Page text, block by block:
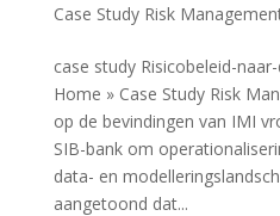
Case Study Risk
case study Risicobeleid-
Home » Case Study Risk
op de bevindingen van IMI
SIB-bank om
data- en
aangetoond dat...